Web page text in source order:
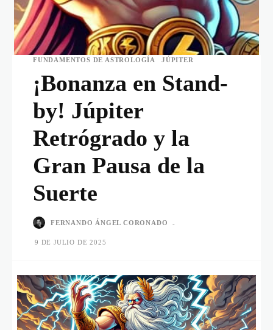
FUNDAMENTOS DE ASTROLOGÍA JÚPITER
¡Bonanza en Stand-
by! Júpiter
Retrógrado y la
Gran Pausa de la
Suerte
FERNANDO ÁNGEL CORONADO -
9 DE JULIO DE 2025